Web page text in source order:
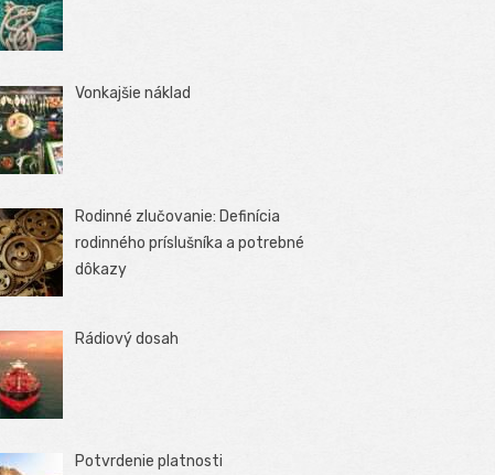
Vonkajšie náklad
Rodinné zlučovanie: Definícia
rodinného príslušníka a potrebné
dôkazy
Rádiový dosah
Potvrdenie platnosti